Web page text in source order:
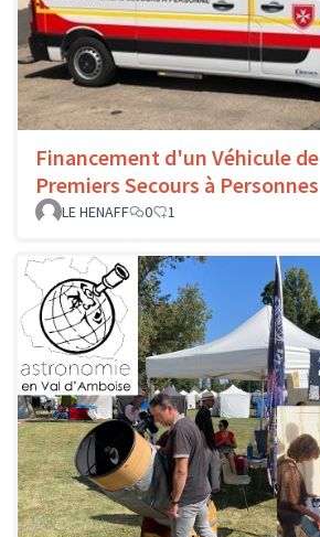
Financement d'un Véhicule de
Premiers Secours à Personnes
LE HENAFF
0 1